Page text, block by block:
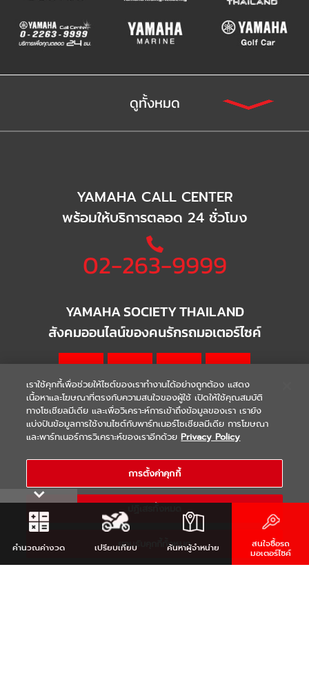
ดูทั้งหมด
YAMAHA CALL CENTER
พร้อมให้บริการตลอด 24 ชั่วโมง
02-263-9999
YAMAHA SOCIETY THAILAND
สังคมออนไลน์ของคนรักรถมอเตอร์ไซค์
WARRANTY | Terms & Conditions
COPYRIGHT 2021 THAI YAMAHA MOTOR CO.,LTD. ALL RIGHTS
RESERVED
คำนวณค่างวด เปรียบเทียบ ค้นหาผู้จำหน่าย สนใจซื้อรถ
มอเตอร์ไซค์
เราใช้คุกกี้เพื่อช่วยให้ไซต์ของเราทำงานได้อย่างถูกต้อง แสดง
เนื้อหาและโฆษณาที่ตรงกับความสนใจของผู้ใช้ เปิดให้ใช้คุณสมบัติ
ทางโซเชียลมีเดีย และเพื่อวิเคราะห์การเข้าถึงข้อมูลของเรา เรายัง
แบ่งปันข้อมูลการใช้งานไซต์กับพาร์ทเนอร์โซเชียลมีเดีย การโฆษณา
และพาร์ทเนอร์การวิเคราะห์ของเราอีกด้วย Privacy Policy
การตั้งค่าคุกกี้
ยอมรับคุกกี้ทั้งหมด